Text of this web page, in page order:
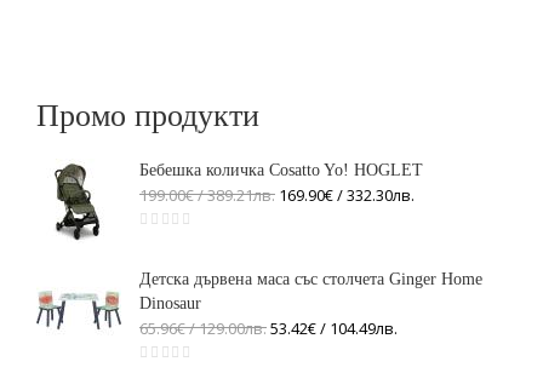
Промо продукти
Бебешка количка Cosatto Yo! HOGLET
199.00€ / 389.21лв. 169.90€ / 332.30лв.
Детска дървена маса със столчета Ginger Home
Dinosaur
65.96€ / 129.00лв.53.42€ / 104.49лв.